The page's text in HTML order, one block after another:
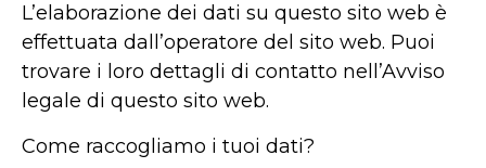
L’elaborazione dei dati su questo sito web è
effettuata dall’operatore del sito web. Puoi
trovare i loro dettagli di contatto nell’Avviso
legale di questo sito web.
Come raccogliamo i tuoi dati?